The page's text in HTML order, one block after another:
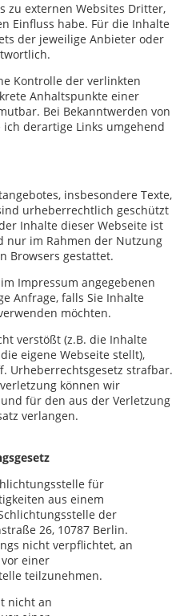
zu externen Websites Dritter,
Einfluss habe. Für die Inhalte
der jeweilige Anbieter oder
Kontrolle der verlinkten
Anhaltspunkte einer
Bei Bekanntwerden von
derartige Links umgehend
insbesondere Texte,
urheberrechtlich geschützt
Inhalte dieser Webseite ist
nur im Rahmen der Nutzung
Browsers gestattet.
Impressum angegebenen
Anfrage, falls Sie Inhalte
möchten.
verstößt (z.B. die Inhalte
eigene Webseite stellt),
Urheberrechtsgesetz strafbar.
können wir
für den aus der Verletzung
verlangen.
für
aus einem
der
26, 10787 Berlin.
nicht verpflichtet, an
einer
teilzunehmen.
nicht an